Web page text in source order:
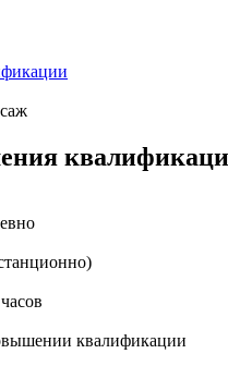
квалификации